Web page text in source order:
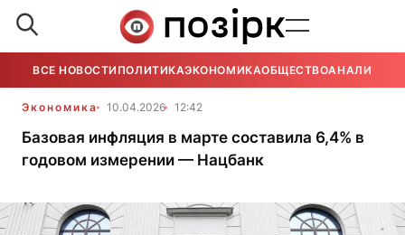
ВСЕ НОВОСТИ ПОЛИТИКАЭКОНОМИКАОБЩЕСТВОАНАЛИТИКА
Экономика 10.04.2026 12:42
Базовая инфляция в марте составила 6,4% в
годовом измерении — Нацбанк